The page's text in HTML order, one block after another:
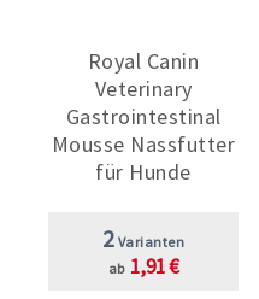
Royal Canin
Veterinary
Gastrointestinal
Mousse Nassfutter
für Hunde
2 Varianten
ab 1,91 €